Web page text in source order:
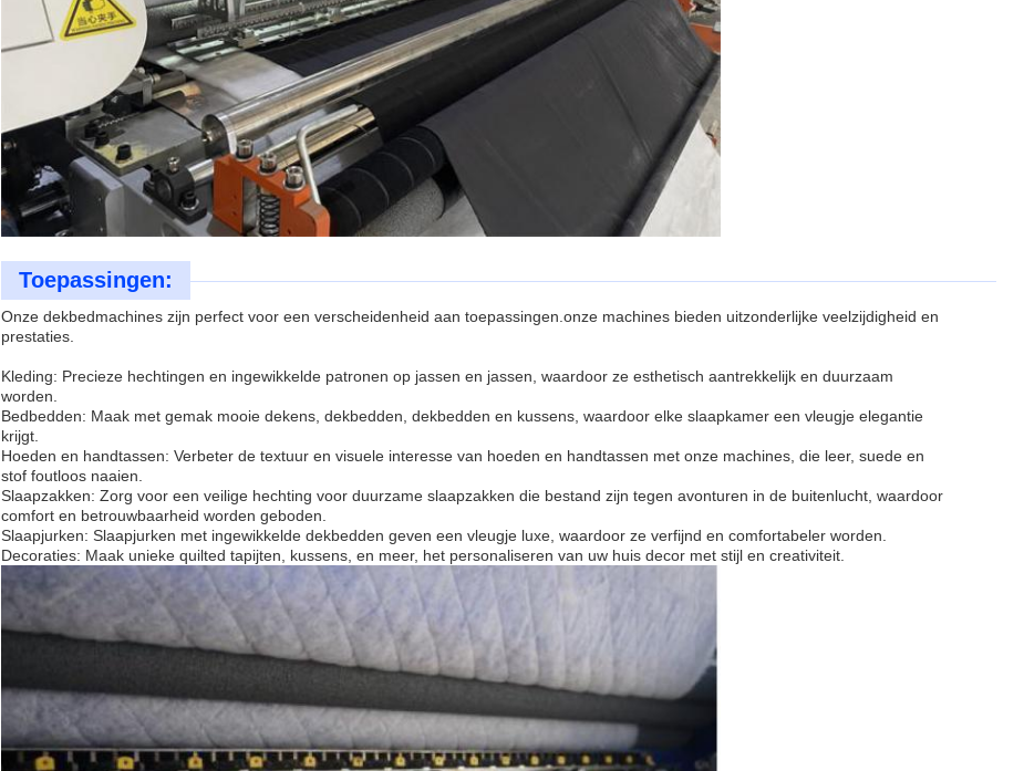
Toepassingen:
Onze dekbedmachines zijn perfect voor een verscheidenheid aan toepassingen.onze machines bieden uitzonderlijke veelzijdigheid en
prestaties.
Kleding: Precieze hechtingen en ingewikkelde patronen op jassen en jassen, waardoor ze esthetisch aantrekkelijk en duurzaam
worden.
Bedbedden: Maak met gemak mooie dekens, dekbedden, dekbedden en kussens, waardoor elke slaapkamer een vleugje elegantie
krijgt.
Hoeden en handtassen: Verbeter de textuur en visuele interesse van hoeden en handtassen met onze machines, die leer, suede en
stof foutloos naaien.
Slaapzakken: Zorg voor een veilige hechting voor duurzame slaapzakken die bestand zijn tegen avonturen in de buitenlucht, waardoor
comfort en betrouwbaarheid worden geboden.
Slaapjurken: Slaapjurken met ingewikkelde dekbedden geven een vleugje luxe, waardoor ze verfijnd en comfortabeler worden.
Decoraties: Maak unieke quilted tapijten, kussens, en meer, het personaliseren van uw huis decor met stijl en creativiteit.